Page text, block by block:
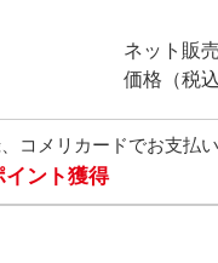
ネット販売
価格（税込
コメリカードでお支払
イント獲得